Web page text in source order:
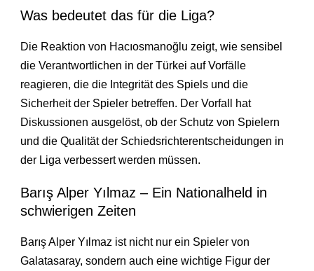
Was bedeutet das für die Liga?
Die Reaktion von Hacıosmanoğlu zeigt, wie sensibel
die Verantwortlichen in der Türkei auf Vorfälle
reagieren, die die Integrität des Spiels und die
Sicherheit der Spieler betreffen. Der Vorfall hat
Diskussionen ausgelöst, ob der Schutz von Spielern
und die Qualität der Schiedsrichterentscheidungen in
der Liga verbessert werden müssen.
Barış Alper Yılmaz – Ein Nationalheld in
schwierigen Zeiten
Barış Alper Yılmaz ist nicht nur ein Spieler von
Galatasaray, sondern auch eine wichtige Figur der